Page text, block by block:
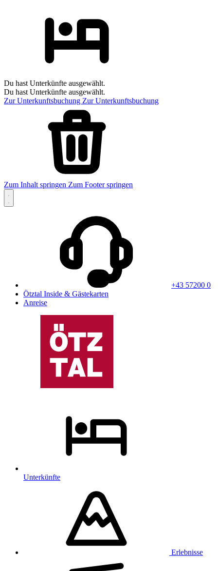
Du hast Unterkünfte ausgewählt.
Du hast Unterkünfte ausgewählt.
Zur Unterkunftsbuchung Zur Unterkunftsbuchung
Zum Inhalt springen Zum Footer springen
+43 57200 0
Ötztal Inside & Gästekarten
Anreise
Unterkünfte
Erlebnisse